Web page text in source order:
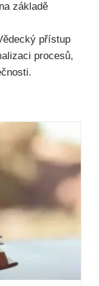
základě
přístup
procesů,